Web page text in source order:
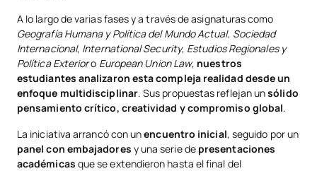
A lo largo de varias fases y a través de asignaturas como
Geografía Humana y Política del Mundo Actual, Sociedad
Internacional, International Security, Estudios Regionales y
Política Exterioro European Union Law, nuestros
estudiantes analizaron esta compleja realidad desde un
enfoque multidisciplinar. Sus propuestas reflejan unsólido
pensamiento crítico, creatividad y compromiso global.
La iniciativa arrancó con unencuentro inicial, seguido por un
panel con embajadores y una serie de presentaciones
académicas que se extendieron hasta el final del